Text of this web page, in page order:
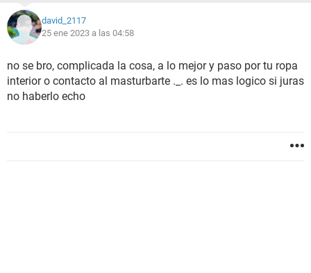
david_2117
25 ene 2023 a las 04:58
no se bro, complicada la cosa, a lo mejor y paso por tu ropa
interior o contacto al masturbarte ._. es lo mas logico si juras
no haberlo echo